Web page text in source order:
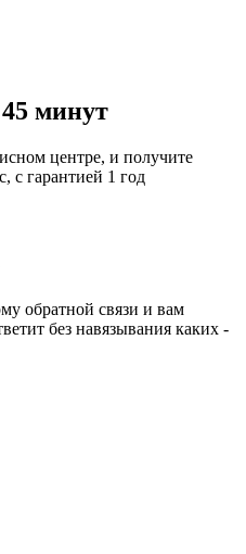
минут
центре, и получите
с гарантией 1 год
обратной связи и вам
без навязывания каких -